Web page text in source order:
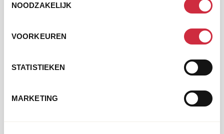
NOODZAKELIJK
VOORKEUREN
STATISTIEKEN
MARKETING